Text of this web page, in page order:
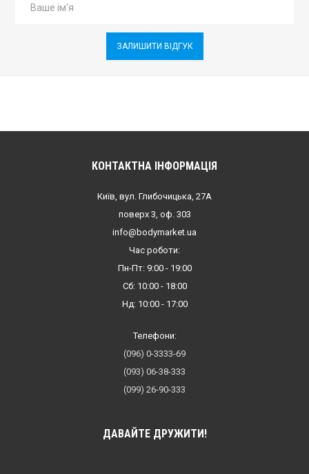
ЗАЛИШИТИ ВІДГУК
КОНТАКТНА ІНФОРМАЦІЯ
Київ, вул. Глибочицька, 27А
поверх 3, оф. 303
info@bodymarket.ua
Час роботи:
Пн-Пт: 9:00 - 19:00
Сб: 10:00 - 18:00
Нд: 10:00 - 17:00
Телефони:
(096) 0-3333-69
(093) 06-38-333
(099) 26-90-333
ДАВАЙТЕ ДРУЖИТИ!